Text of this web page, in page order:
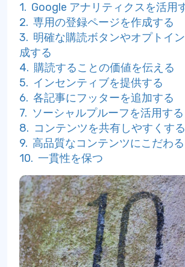
1. Google アナリティクスを活用
2. 専用の登録ページを作成する
3. 明確な購読ボタンやオプトイ
成する
4. 購読することの価値を伝える
5. インセンティブを提供する
6. 各記事にフッターを追加する
7. ソーシャルプルーフを活用する
8. コンテンツを共有しやすくする
9. 高品質なコンテンツにこだわる
10. 一貫性を保つ